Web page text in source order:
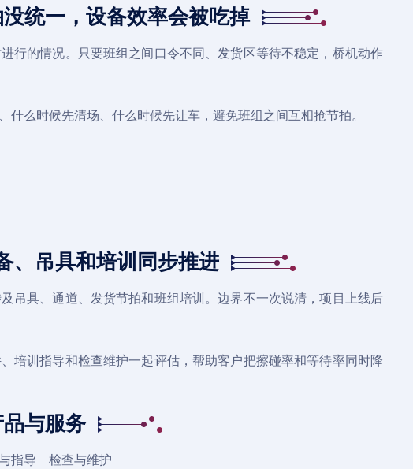
统一，设备效率会被吃掉
行的情况。只要班组之间口令不同、发货区等待不稳定，桥机动作
么时候先清场、什么时候先让车，避免班组之间互相抢节拍。
、吊具和培训同步推进
吊具、通道、发货节拍和班组培训。边界不一次说清，项目上线后
、培训指导和检查维护一起评估，帮助客户把擦碰率和等待率同时降
与服务
指导 检查与维护